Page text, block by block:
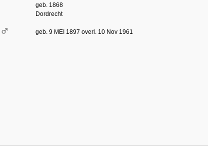
geb. 1868
Dordrecht
geb. 9 MEI 1897 overl. 10 Nov 1961